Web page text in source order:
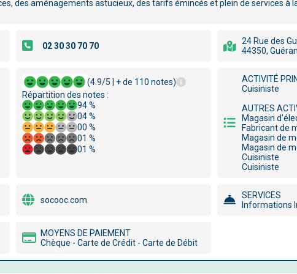
des aménagements astucieux, des tarifs émincés et plein de services à
24 Rue des
44350,
(4.9/5 | + de 110 notes)
Répartition des notes :
94 %
04 %
00 %
01 %
01 %
ACTIVITÉ
Cuisiniste
AUTRES
Magasin
Fabricant de
Magasin de
Magasin de
Cuisiniste
Cuisiniste
socooc.com
SERVICES
Informations
MOYENS DE PAIEMENT
Chèque - Carte de Crédit - Carte de Débit